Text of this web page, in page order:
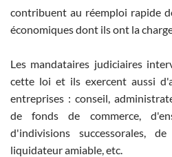
contribuent au réemploi rapide
économiques dont ils ont la
Les mandataires judiciaires
cette loi et ils exercent aussi
entreprises : conseil,
de fonds de commerce,
d'indivisions successorales,
liquidateur amiable, etc.